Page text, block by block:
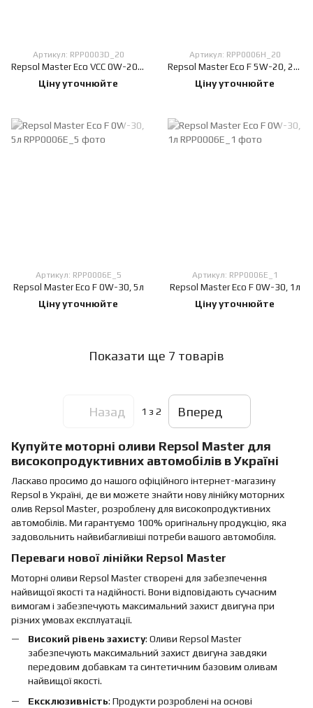
Артикул: RPP0003D_20
Repsol Master Eco VCC 0W-20, 20л
Ціну уточнюйте
Артикул: RPP0006H_20
Repsol Master Eco F 5W-20, 20л
Ціну уточнюйте
Артикул: RPP0006E_5
Repsol Master Eco F 0W-30, 5л
Ціну уточнюйте
Артикул: RPP0006E_1
Repsol Master Eco F 0W-30, 1л
Ціну уточнюйте
Показати ще 7 товарів
Назад 1 з 2 Вперед
Купуйте моторні оливи Repsol Master для
високопродуктивних автомобілів в Україні
Ласкаво просимо до нашого офіційного інтернет-магазину
Repsol в Україні, де ви можете знайти нову лінійку моторних
олив Repsol Master, розроблену для високопродуктивних
автомобілів. Ми гарантуємо 100% оригінальну продукцію, яка
задовольнить найвибагливіші потреби вашого автомобіля.
Переваги нової лінійки Repsol Master
Моторні оливи Repsol Master створені для забезпечення
найвищої якості та надійності. Вони відповідають сучасним
вимогам і забезпечують максимальний захист двигуна при
різних умовах експлуатації.
Високий рівень захисту: Оливи Repsol Master
забезпечують максимальний захист двигуна завдяки
передовим добавкам та синтетичним базовим оливам
найвищої якості.
Ексклюзивність: Продукти розроблені на основі